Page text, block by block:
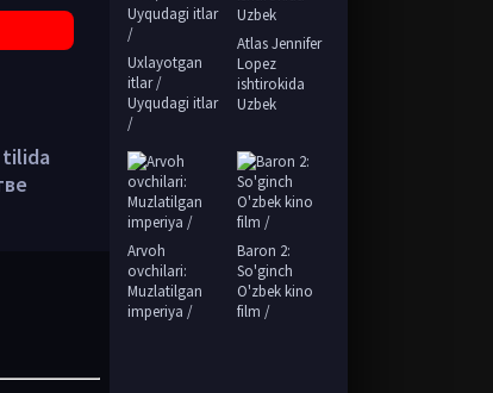
Uxlayotgan
itlar /
Uyqudagi itlar
/
Atlas Jennifer
Lopez
ishtirokida
Uzbek
Arvoh
ovchilari:
Muzlatilgan
imperiya /
Baron 2:
So'ginch
O'zbek kino
film /